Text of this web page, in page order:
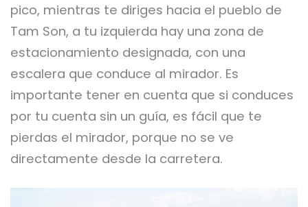
pico, mientras te diriges hacia el pueblo de
Tam Son, a tu izquierda hay una zona de
estacionamiento designada, con una
escalera que conduce al mirador. Es
importante tener en cuenta que si conduces
por tu cuenta sin un guía, es fácil que te
pierdas el mirador, porque no se ve
directamente desde la carretera.